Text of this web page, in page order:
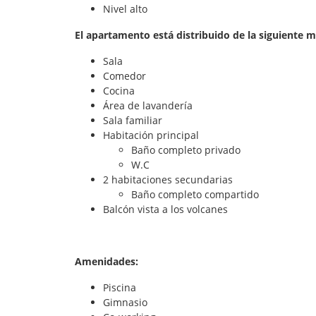
Nivel alto
El apartamento está distribuido de la siguiente
Sala
Comedor
Cocina
Área de lavandería
Sala familiar
Habitación principal
Baño completo privado
W.C
2 habitaciones secundarias
Baño completo compartido
Balcón vista a los volcanes
Amenidades:
Piscina
Gimnasio